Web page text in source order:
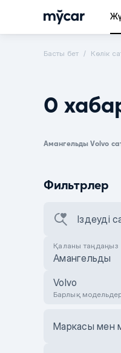
Басты бет Көлік
0
Амангельды Volvo
Фильтрлер
Іздеуді
Қаланы таңдаңыз
Амангельды
Volvo
Барлық